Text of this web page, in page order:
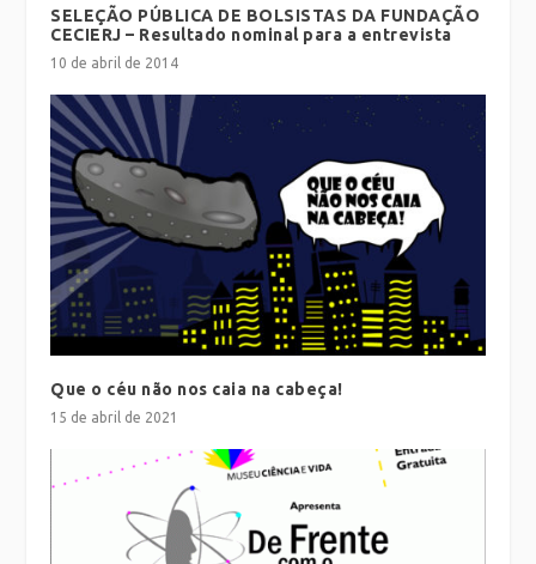
SELEÇÃO PÚBLICA DE BOLSISTAS DA FUNDAÇÃO
CECIERJ – Resultado nominal para a entrevista
10 de abril de 2014
Que o céu não nos caia na cabeça!
15 de abril de 2021